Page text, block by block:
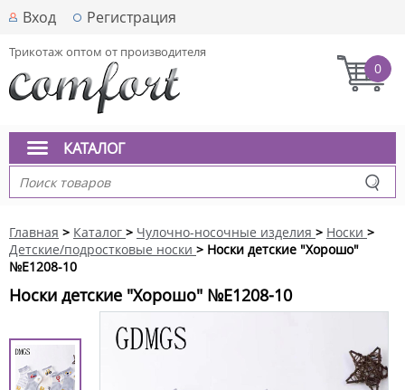
Вход Регистрация
Трикотаж оптом от производителя
0
КАТАЛОГ
Главная > Каталог > Чулочно-носочные изделия > Носки >
Детские/подростковые носки > Носки детские "Хорошо"
№E1208-10
Носки детские "Хорошо" №E1208-10